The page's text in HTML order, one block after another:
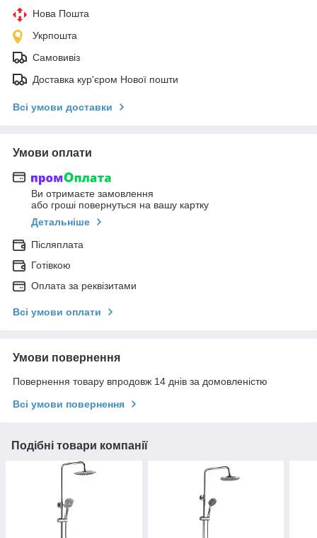
Нова Пошта
Укрпошта
Самовивіз
Доставка кур'єром Нової пошти
Всі умови доставки
Умови оплати
Ви отримаєте замовлення
або гроші повернуться на вашу картку
Детальніше
Післяплата
Готівкою
Оплата за реквізитами
Всі умови оплати
Умови повернення
Повернення товару впродовж 14 днів за домовленістю
Всі умови повернення
Подібні товари компанії